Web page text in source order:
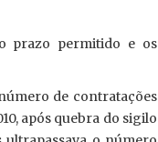
prazo permitido e os
de contratações
após quebra do sigilo